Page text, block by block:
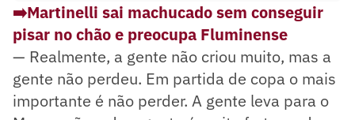
➡️Martinelli sai machucado sem conseguir
pisar no chão e preocupa Fluminense
— Realmente, a gente não criou muito, mas a
gente não perdeu. Em partida de copa o mais
importante é não perder. A gente leva para o